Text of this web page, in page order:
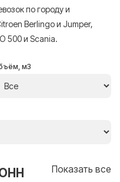
по городу и
Berlingo и Jumper,
500 и Scania.
м3
Показать все